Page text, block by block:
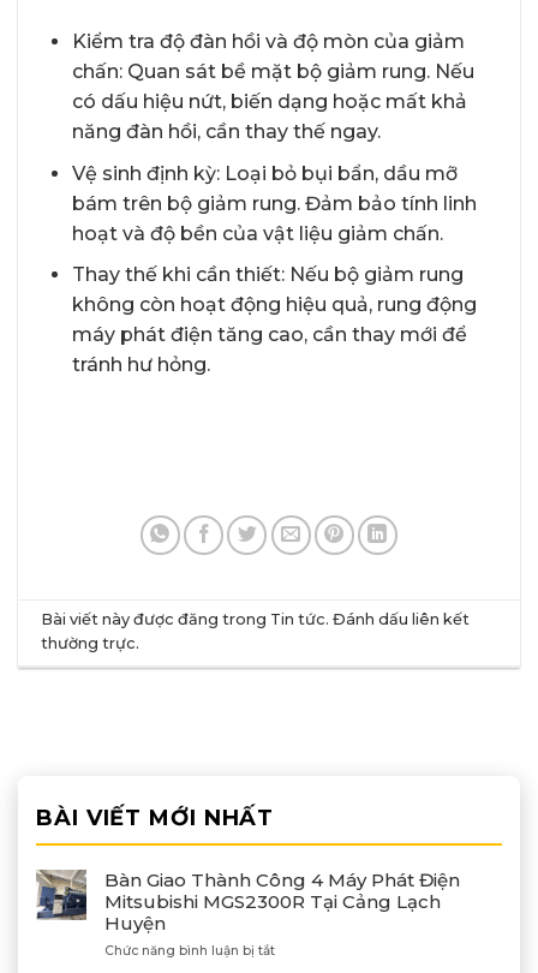
Kiểm tra độ đàn hồi và độ mòn của giảm
chấn: Quan sát bề mặt bộ giảm rung. Nếu
có dấu hiệu nứt, biến dạng hoặc mất khả
năng đàn hồi, cần thay thế ngay.
Vệ sinh định kỳ: Loại bỏ bụi bẩn, dầu mỡ
bám trên bộ giảm rung. Đảm bảo tính linh
hoạt và độ bền của vật liệu giảm chấn.
Thay thế khi cần thiết: Nếu bộ giảm rung
không còn hoạt động hiệu quả, rung động
máy phát điện tăng cao, cần thay mới để
tránh hư hỏng.
Bài viết này được đăng trong Tin tức. Đánh dấu liên kết
thường trực.
BÀI VIẾT MỚI NHẤT
Bàn Giao Thành Công 4 Máy Phát Điện
Mitsubishi MGS2300R Tại Cảng Lạch
Huyện
Chức năng bình luận bị tắtở